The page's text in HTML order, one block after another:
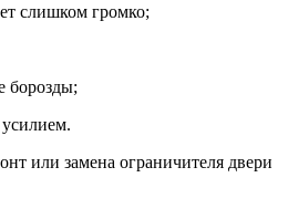
слишком громко;
борозды;
усилием.
или замена ограничителя двери